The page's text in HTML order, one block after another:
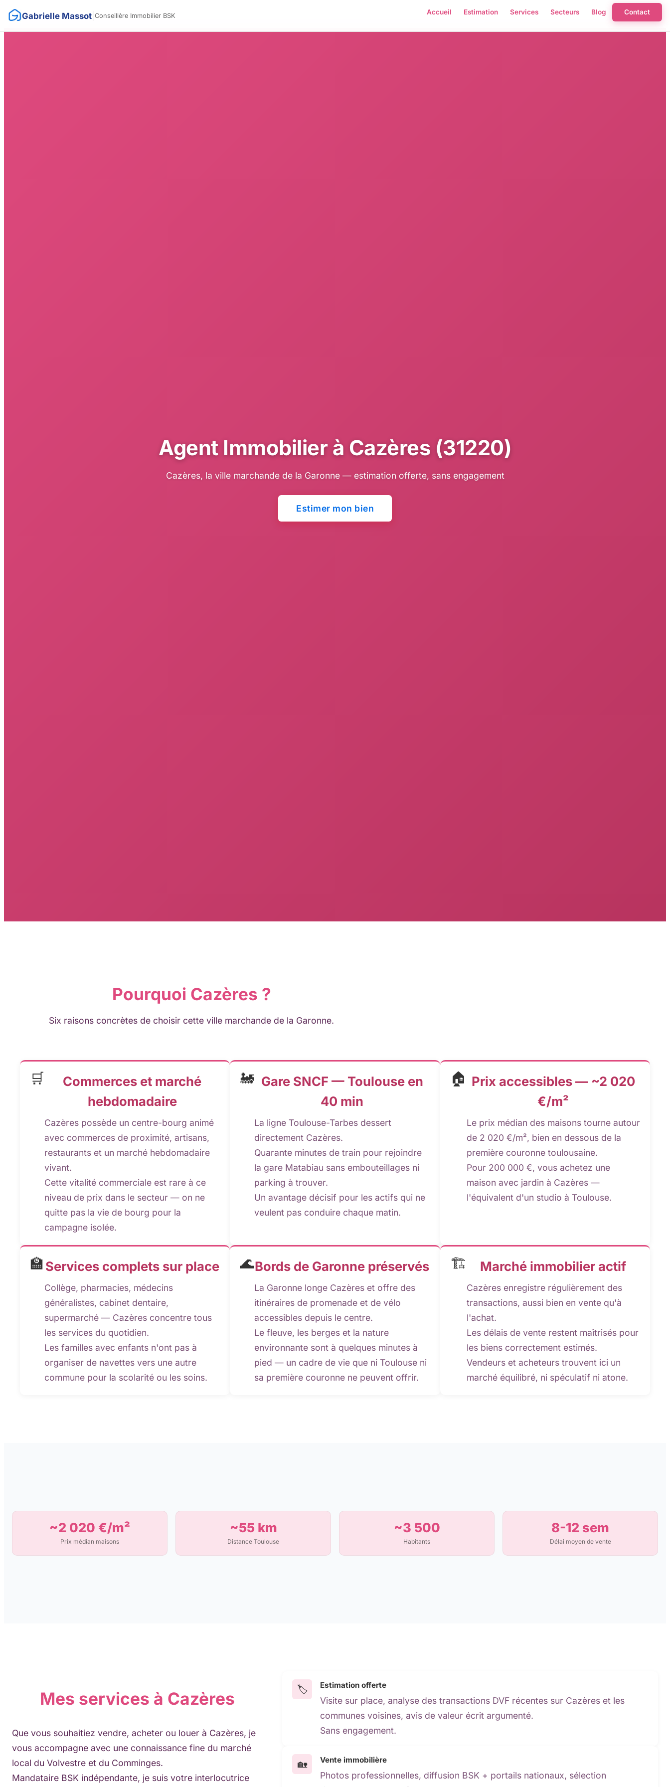
Gabrielle Massot Conseillère Immobilier BSK Accueil Estimation Services Secteurs Blog Contact
Agent Immobilier à Cazères (31220)
Cazères, la ville marchande de la Garonne — estimation offerte, sans engagement
Estimer mon bien
Pourquoi Cazères ?
Six raisons concrètes de choisir cette ville marchande de la Garonne.
🛒
Commerces et marché
hebdomadaire
Cazères possède un centre-bourg animé
avec commerces de proximité, artisans,
restaurants et un marché hebdomadaire
vivant.
Cette vitalité commerciale est rare à ce
niveau de prix dans le secteur — on ne
quitte pas la vie de bourg pour la
campagne isolée.
🚂 Gare SNCF — Toulouse en
40 min
La ligne Toulouse-Tarbes dessert
directement Cazères.
Quarante minutes de train pour rejoindre
la gare Matabiau sans embouteillages ni
parking à trouver.
Un avantage décisif pour les actifs qui ne
veulent pas conduire chaque matin.
🏠 Prix accessibles — ~2 020
€/m²
Le prix médian des maisons tourne autour
de 2 020 €/m², bien en dessous de la
première couronne toulousaine.
Pour 200 000 €, vous achetez une
maison avec jardin à Cazères —
l'équivalent d'un studio à Toulouse.
🏫Services complets sur place
Collège, pharmacies, médecins
généralistes, cabinet dentaire,
supermarché — Cazères concentre tous
les services du quotidien.
Les familles avec enfants n'ont pas à
organiser de navettes vers une autre
commune pour la scolarité ou les soins.
🌊Bords de Garonne préservés
La Garonne longe Cazères et offre des
itinéraires de promenade et de vélo
accessibles depuis le centre.
Le fleuve, les berges et la nature
environnante sont à quelques minutes à
pied — un cadre de vie que ni Toulouse ni
sa première couronne ne peuvent offrir.
🏗️ Marché immobilier actif
Cazères enregistre régulièrement des
transactions, aussi bien en vente qu'à
l'achat.
Les délais de vente restent maîtrisés pour
les biens correctement estimés.
Vendeurs et acheteurs trouvent ici un
marché équilibré, ni spéculatif ni atone.
~2 020 €/m²
Prix médian maisons
~55 km
Distance Toulouse
~3 500
Habitants
8-12 sem
Délai moyen de vente
Mes services à Cazères
Que vous souhaitiez vendre, acheter ou louer à Cazères, je
vous accompagne avec une connaissance fine du marché
local du Volvestre et du Comminges.
Mandataire BSK indépendante, je suis votre interlocutrice
🏷️ Estimation offerte
Visite sur place, analyse des transactions DVF récentes sur Cazères et les
communes voisines, avis de valeur écrit argumenté.
Sans engagement.
🏡 Vente immobilière
Photos professionnelles, diffusion BSK + portails nationaux, sélection